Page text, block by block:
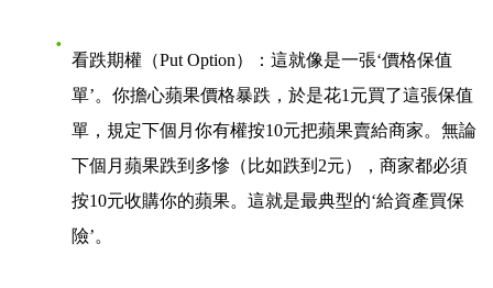
看跌期權（Put Option）
：這就像是一張‘價格保值
單’。你擔心蘋果價格暴跌，於是花1元買了這張保值
單，規定下個月你有權按10元把蘋果賣給商家。無論
下個月蘋果跌到多慘（比如跌到2元），商家都必須
按10元收購你的蘋果。這就是最典型的‘給資產買保
險’。